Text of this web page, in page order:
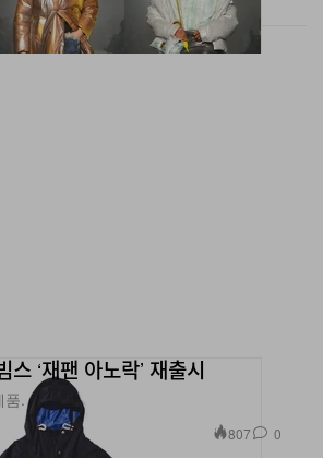
‘재팬 아노락’ 재출시
품.
807 0